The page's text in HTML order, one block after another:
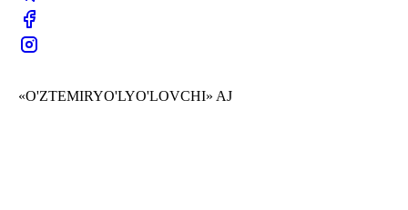
«O'ZTEMIRYO'LYO'LOVCHI» AJ